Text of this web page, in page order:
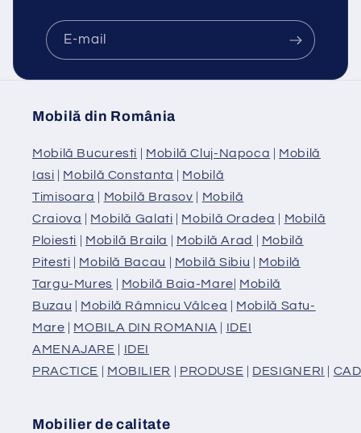
E-mail
Mobilă din România
Mobilă Bucuresti | Mobilă Cluj-Napoca | Mobilă
Iasi | Mobilă Constanta | Mobilă
Timisoara | Mobilă Brasov | Mobilă
Craiova | Mobilă Galati | Mobilă Oradea | Mobilă
Ploiesti | Mobilă Braila | Mobilă Arad | Mobilă
Pitesti | Mobilă Bacau | Mobilă Sibiu | Mobilă
Targu-Mures | Mobilă Baia-Mare| Mobilă
Buzau | Mobilă Râmnicu Vâlcea | Mobilă Satu-
Mare | MOBILA DIN ROMANIA | IDEI
AMENAJARE | IDEI
PRACTICE | MOBILIER | PRODUSE | DESIGNERI |
Mobilier de calitate